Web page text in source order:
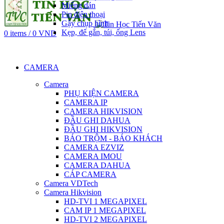
0 items / 0 VND
Miếng dán
Pin điện thoại
Gậy chụp hình
Kẹp, đế gắn, túi, ống Lens
CAMERA
Camera
PHỤ KIỆN CAMERA
CAMERA IP
CAMERA HIKVISION
ĐẦU GHI DAHUA
ĐẦU GHI HIKVISION
BÁO TRỘM - BÁO KHÁCH
CAMERA EZVIZ
CAMERA IMOU
CAMERA DAHUA
CÁP CAMERA
Camera VDTech
Camera Hikvision
HD-TVI 1 MEGAPIXEL
CAM IP 1 MEGAPIXEL
HD-TVI 2 MEGAPIXEL